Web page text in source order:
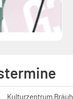
Kulturzentrum